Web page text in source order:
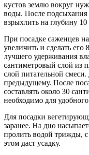
кустов землю вокруг
воды. После
взрыхлить на глубину 10
При посадке саженцев
увеличить и сделать
лучшего удерживания
сантиметровый слой из
слой питательной
предыдущему. После
составлять около 30
необходимо для
Для посадки
заранее. На дно
пролить водой трижды,
этом даст усадку.